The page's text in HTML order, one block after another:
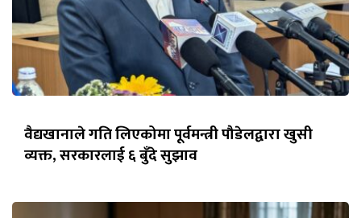
वैद्यखानाले गति लिएकोमा पूर्वमन्त्री पौडेलद्वारा खुसी
व्यक्त, सरकारलाई ६ बुँदे सुझाव